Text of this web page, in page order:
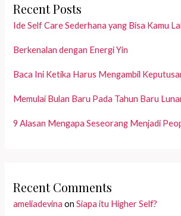
Recent Posts
Ide Self Care Sederhana yang Bisa Kamu
Berkenalan dengan Energi Yin
Baca Ini Ketika Harus Mengambil
Memulai Bulan Baru Pada Tahun Baru
9 Alasan Mengapa Seseorang Menjadi
Recent Comments
ameliadevina onSiapa itu Higher Self?